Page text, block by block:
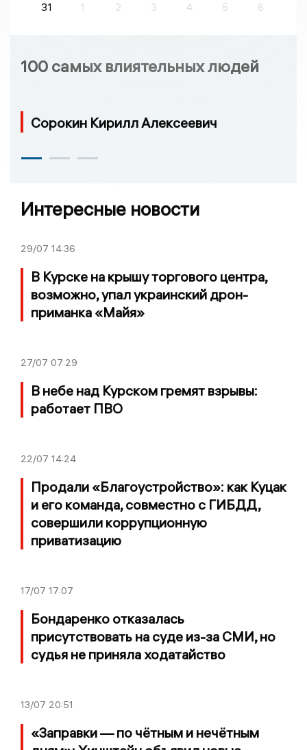
31
1 2 3 4 5 6
100 самых влиятельных людей
Сорокин Кирилл Алексеевич
Интересные новости
29/07 14:36
В Курске на крышу торгового центра,
возможно, упал украинский дрон-
приманка «Майя»
27/07 07:29
В небе над Курском гремят взрывы:
работает ПВО
22/07 14:24
Продали «Благоустройство»: как Куцак
и его команда, совместно с ГИБДД,
совершили коррупционную
приватизацию
17/07 17:07
Бондаренко отказалась
присутствовать на суде из-за СМИ, но
судья не приняла ходатайство
13/07 20:51
«Заправки — по чётным и нечётным